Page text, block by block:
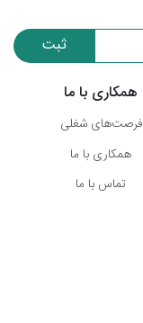
ثبت
همکاری با ما
فرصت‌های شغلی
همکاری با ما
تماس با ما